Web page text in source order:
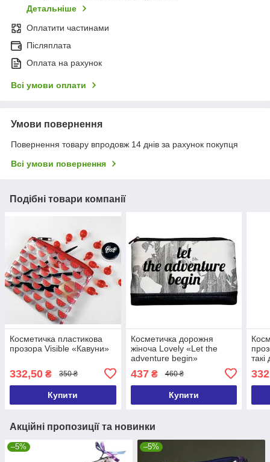
Детальніше
Оплатити частинами
Післяплата
Оплата на рахунок
Всі умови оплати
Умови повернення
Повернення товару впродовж 14 днів за рахунок покупця
Всі умови повернення
Подібні товари компанії
Косметичка пластикова
прозора Visible «Кавуни»
332,50 ₴ 350 ₴
Купити
Косметичка дорожня
жіноча Lovely «Let the
adventure begin»
437₴ 460 ₴
Купити
такі
Акційні пропозиції та новинки
–5% –5%